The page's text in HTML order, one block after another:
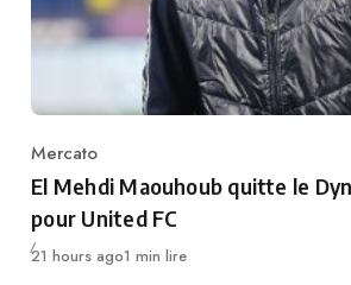
Category
Mercato
El Mehdi Maouhoub quitte le
pour United FC
Publié
21 hours ago1 min lire